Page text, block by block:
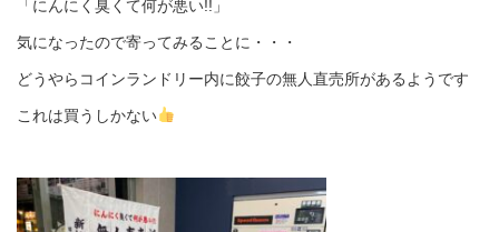
「にんにく臭くて何が悪い!!」
気になったので寄ってみることに・・・
どうやらコインランドリー内に餃子の無人直売所があるようです
これは買うしかない